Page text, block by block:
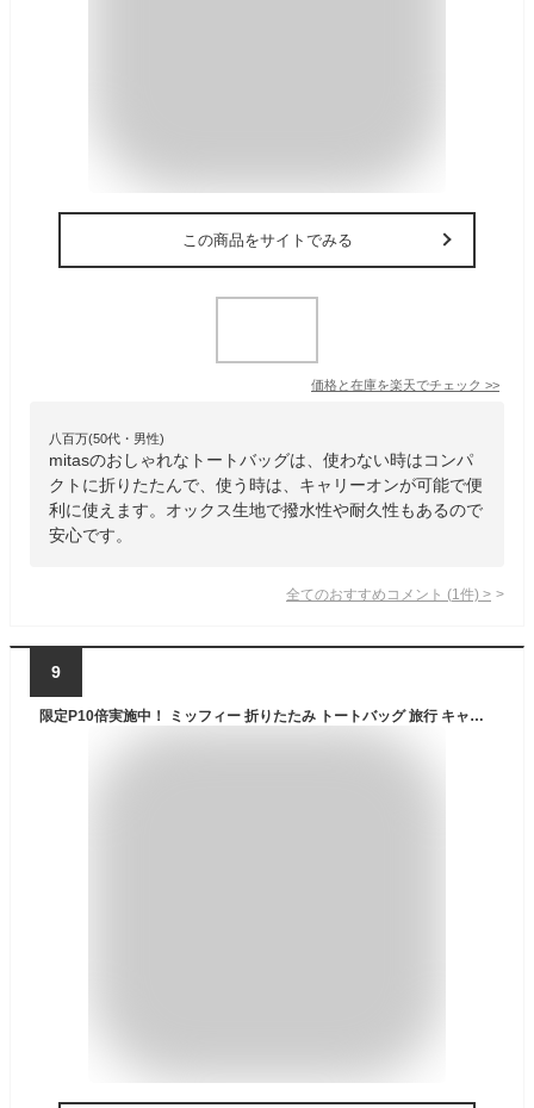
この商品をサイトでみる
価格と在庫を楽天でチェック >>
八百万(50代・男性)
mitasのおしゃれなトートバッグは、使わない時はコンパ
クトに折りたたんで、使う時は、キャリーオンが可能で便
利に使えます。オックス生地で撥水性や耐久性もあるので
安心です。
全てのおすすめコメント (1 件) >
9
限定P10倍実施中！ ミッフィー 折りたたみ トートバッグ 旅行 キャリーオン 機内持ち込み エコバッグ サブバッグ miffy フェイス モノクロ 可愛い お洒落 便利 国内 海外 旅行準備 旅行用品 肩掛け 軽量 ナイロン 習い事 買い物 シフレ TRC0401-B